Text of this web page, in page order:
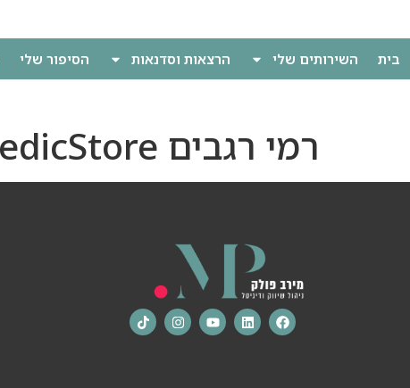
בית השירותים שלי הרצאות וסדנאות הסיפור שלי
רמי רגבים MedicStore